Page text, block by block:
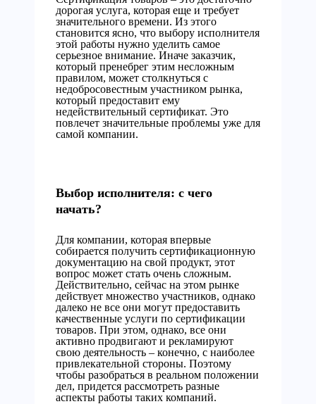
дорогая услуга, которая еще и требует
значительного времени. Из этого
становится ясно, что выбору исполнителя
этой работы нужно уделить самое
серьезное внимание. Иначе заказчик,
который пренебрег этим несложным
правилом, может столкнуться с
недобросовестным участником рынка,
который предоставит ему
недействительный сертификат. Это
повлечет значительные проблемы уже для
самой компании.
Выбор исполнителя: с чего
начать?
Для компании, которая впервые
собирается получить сертификационную
документацию на свой продукт, этот
вопрос может стать очень сложным.
Действительно, сейчас на этом рынке
действует множество участников, однако
далеко не все они могут предоставить
качественные услуги по сертификации
товаров. При этом, однако, все они
активно продвигают и рекламируют
свою деятельность – конечно, с наиболее
привлекательной стороны. Поэтому
чтобы разобраться в реальном положении
дел, придется рассмотреть разные
аспекты работы таких компаний.